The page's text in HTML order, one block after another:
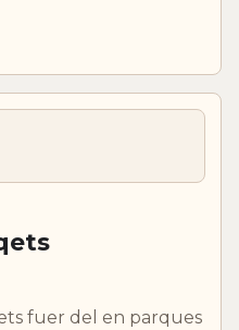
fuer del en parques